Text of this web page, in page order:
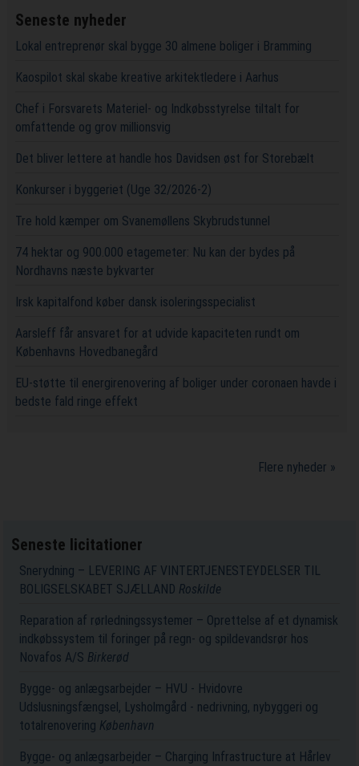
Seneste nyheder
Lokal entreprenør skal bygge 30 almene boliger i Bramming
Kaospilot skal skabe kreative arkitektledere i Aarhus
Chef i Forsvarets Materiel- og Indkøbsstyrelse tiltalt for
omfattende og grov millionsvig
Det bliver lettere at handle hos Davidsen øst for Storebælt
Konkurser i byggeriet (Uge 32/2026-2)
Tre hold kæmper om Svanemøllens Skybrudstunnel
74 hektar og 900.000 etagemeter: Nu kan der bydes på
Nordhavns næste bykvarter
Irsk kapitalfond køber dansk isoleringsspecialist
Aarsleff får ansvaret for at udvide kapaciteten rundt om
Københavns Hovedbanegård
EU-støtte til energirenovering af boliger under coronaen havde i
bedste fald ringe effekt
Flere nyheder »
Seneste licitationer
Snerydning – LEVERING AF VINTERTJENESTEYDELSER TIL
BOLIGSELSKABET SJÆLLAND Roskilde
Reparation af rørledningssystemer – Oprettelse af et dynamisk
indkøbssystem til foringer på regn- og spildevandsrør hos
Novafos A/S Birkerød
Bygge- og anlægsarbejder – HVU - Hvidovre
Udslusningsfængsel, Lysholmgård - nedrivning, nybyggeri og
totalrenovering København
Bygge- og anlægsarbejder – Charging Infrastructure at Hårlev